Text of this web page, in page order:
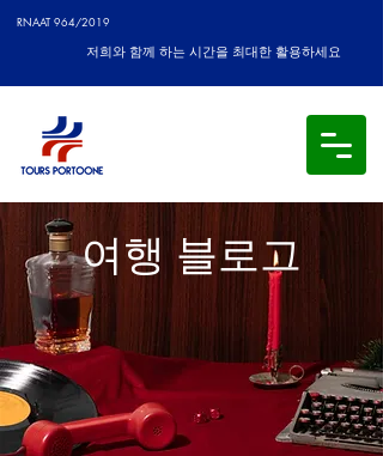
RNAAT 964/2019
저희와 함께 하는 시간을 최대한 활용하세요
여행 블로그